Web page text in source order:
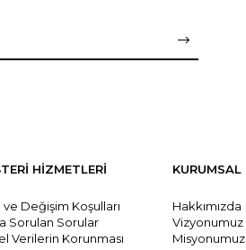
HİZMETLERİ
Değişim Koşulları
Sorulan Sorular
Verilerin Korunması
KURUMSAL
Hakkımızda
Vizyonumuz
Misyonumuz